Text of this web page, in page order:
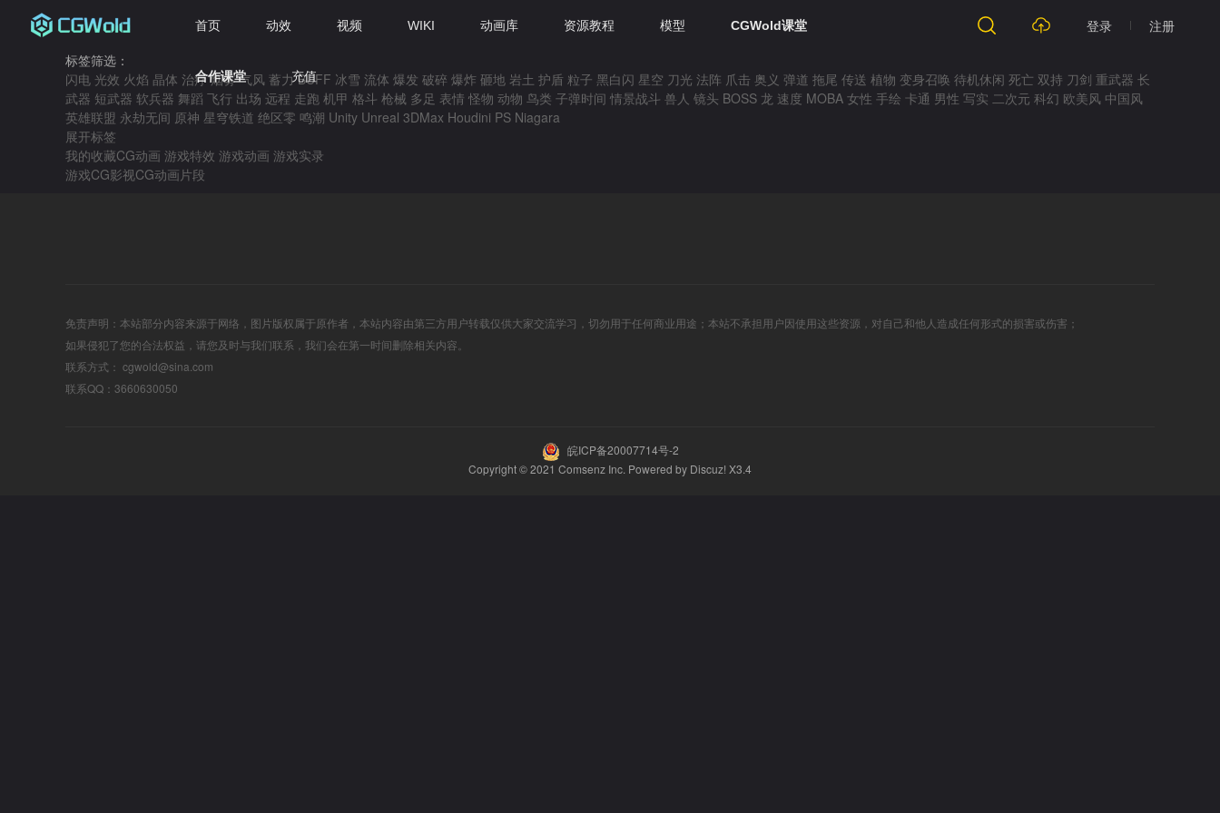
首页 动效 视频 WIKI 动画库 资源教程 模型 CGWold课堂
合作课堂 充值
登录
注册
标签筛选：
闪电 光效 火焰 晶体 治疗 烟雾 气风 蓄力 BUFF 冰雪 流体 爆发 破碎 爆炸 砸地 岩土 护盾 粒子 黑白闪 星空 刀光 法阵 爪击 奥义 弹道 拖尾 传送 植物 变身召唤 待机休闲 死亡 双持 刀剑 重武器 长
武器 短武器 软兵器 舞蹈 飞行 出场 远程 走跑 机甲 格斗 枪械 多足 表情 怪物 动物 鸟类 子弹时间 情景战斗 兽人 镜头 BOSS 龙 速度 MOBA 女性 手绘 卡通 男性 写实 二次元 科幻 欧美风 中国风
英雄联盟 永劫无间 原神 星穹铁道 绝区零 鸣潮 Unity Unreal 3DMax Houdini PS Niagara
展开标签
我的收藏CG动画 游戏特效 游戏动画 游戏实录
游戏CG影视CG动画片段
免责声明：本站部分内容来源于网络，图片版权属于原作者，本站内容由第三方用户转载仅供大家交流学习，切勿用于任何商业用途；本站不承担用户因使用这些资源，对自己和他人造成任何形式的损害或伤害；
如果侵犯了您的合法权益，请您及时与我们联系，我们会在第一时间删除相关内容。
联系方式： cgwold@sina.com
联系QQ：3660630050
皖ICP备20007714号-2
Copyright © 2021 Comsenz Inc. Powered by Discuz! X3.4